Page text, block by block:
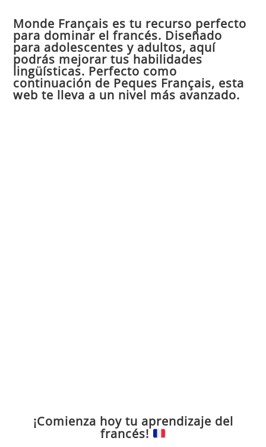
Monde Français es tu recurso perfecto
para dominar el francés. Diseñado
para adolescentes y adultos, aquí
podrás mejorar tus habilidades
lingüísticas. Perfecto como
continuación de Peques Français, esta
web te lleva a un nivel más avanzado.
¡Comienza hoy tu aprendizaje del
francés!